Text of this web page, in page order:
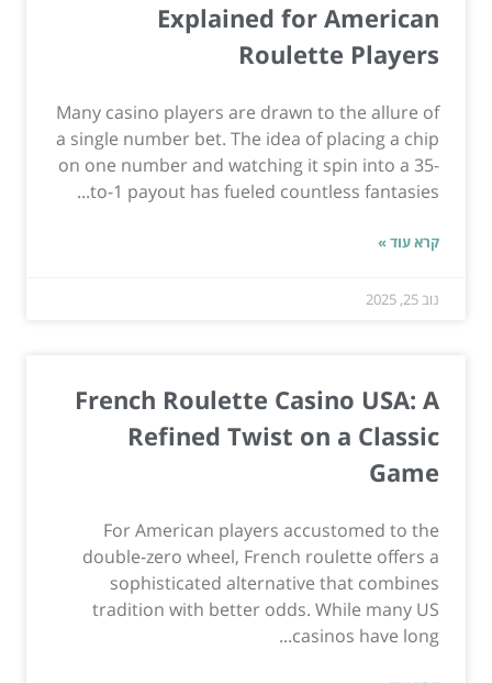
Explained for American
Roulette Players
Many casino players are drawn to the allure of
a single number bet. The idea of placing a chip
on one number and watching it spin into a 35-
to-1 payout has fueled countless fantasies...
קרא עוד »
נוב 25, 2025
French Roulette Casino USA: A
Refined Twist on a Classic
Game
For American players accustomed to the
double-zero wheel, French roulette offers a
sophisticated alternative that combines
tradition with better odds. While many US
casinos have long...